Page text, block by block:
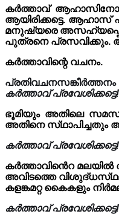
കർത്താവ്
ആയിരിക്കട്ടെ.
മനുഷ്യരെ
പുത്രനെ പ്രസവിക്കും.
കർത്താവിന്റെ വചനം.
പ്രതിവചനസങ്കീർത്തനം
കർത്താവ്
ഭൂമിയും അതിലെ
അതിനെ സ്‌ഥാപിച്ചതും
കർത്താവ്
കർത്താവിൻെറ
അവിടത്തെ
കളങ്കമറ്റ കൈകളും
കർത്താവ്